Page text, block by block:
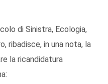
di Sinistra, Ecologia,
ribadisce, in una nota, la
la ricandidatura